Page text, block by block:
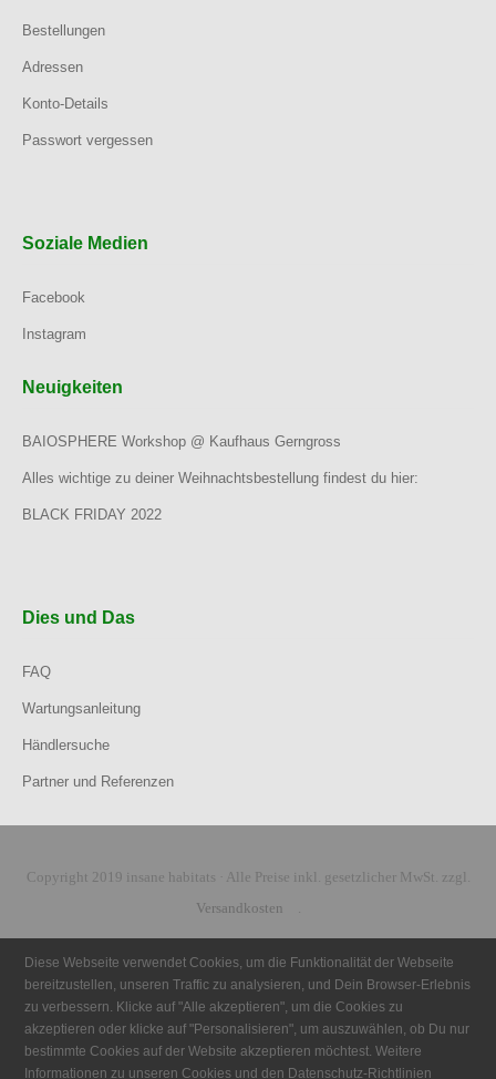
Bestellungen
Adressen
Konto-Details
Passwort vergessen
Soziale Medien
Facebook
Instagram
Neuigkeiten
BAIOSPHERE Workshop @ Kaufhaus Gerngross
Alles wichtige zu deiner Weihnachtsbestellung findest du hier:
BLACK FRIDAY 2022
Dies und Das
FAQ
Wartungsanleitung
Händlersuche
Partner und Referenzen
Copyright 2019 insane habitats · Alle Preise inkl. gesetzlicher MwSt. zzgl.
Versandkosten
.
Diese Webseite verwendet Cookies, um die Funktionalität der Webseite
bereitzustellen, unseren Traffic zu analysieren, und Dein Browser-Erlebnis
zu verbessern. Klicke auf "Alle akzeptieren", um die Cookies zu
akzeptieren oder klicke auf "Personalisieren", um auszuwählen, ob Du nur
bestimmte Cookies auf der Website akzeptieren möchtest. Weitere
Informationen zu unseren Cookies und den Datenschutz-Richtlinien